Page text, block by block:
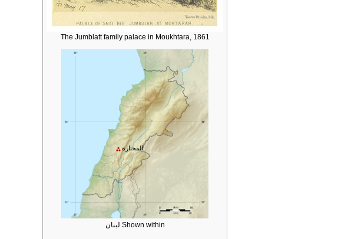
The Jumblatt family palace in Moukhtara, 1861
المختارة
Shown within لبنان